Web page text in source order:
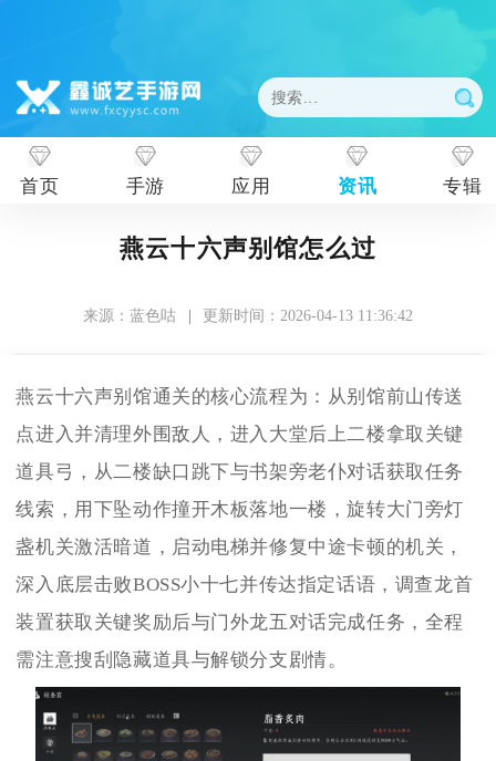
首页 手游 应用 资讯 专辑
燕云十六声别馆怎么过
来源：蓝色咕 | 更新时间：2026-04-13 11:36:42
燕云十六声别馆通关的核心流程为：从别馆前山传送
点进入并清理外围敌人，进入大堂后上二楼拿取关键
道具弓，从二楼缺口跳下与书架旁老仆对话获取任务
线索，用下坠动作撞开木板落地一楼，旋转大门旁灯
盏机关激活暗道，启动电梯并修复中途卡顿的机关，
深入底层击败BOSS小十七并传达指定话语，调查龙首
装置获取关键奖励后与门外龙五对话完成任务，全程
需注意搜刮隐藏道具与解锁分支剧情。